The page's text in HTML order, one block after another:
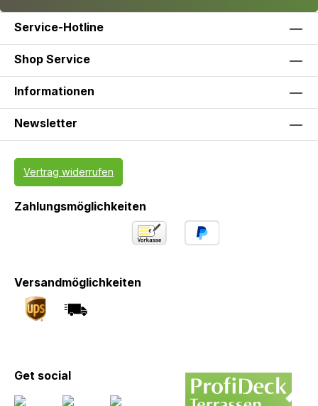
Service-Hotline
Shop Service
Informationen
Newsletter
Vertrag widerrufen
Zahlungsmöglichkeiten
Versandmöglichkeiten
Get social